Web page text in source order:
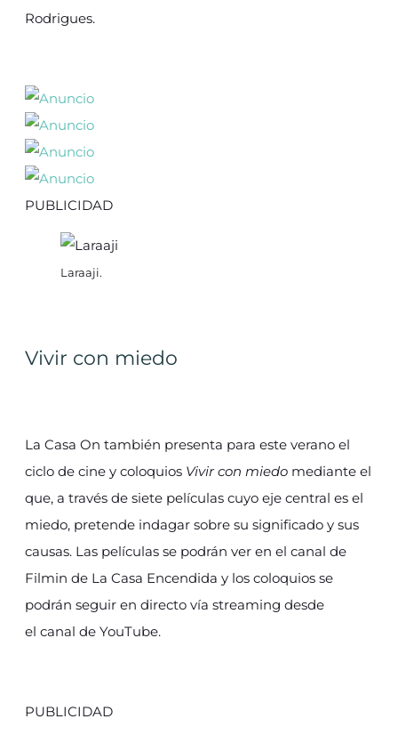
Rodrigues.
PUBLICIDAD
Laraaji.
Vivir con miedo
La Casa On también presenta para este verano el
ciclo de cine y coloquios Vivir con miedo mediante el
que, a través de siete películas cuyo eje central es el
miedo, pretende indagar sobre su significado y sus
causas. Las películas se podrán ver en el canal de
Filmin de La Casa Encendida y los coloquios se
podrán seguir en directo vía streaming desde
el canal de YouTube.
PUBLICIDAD